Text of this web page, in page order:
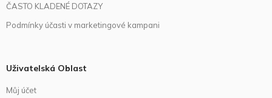
ČASTO KLADENÉ DOTAZY
Podmínky účasti v marketingové kampani
Uživatelská Oblast
Můj účet